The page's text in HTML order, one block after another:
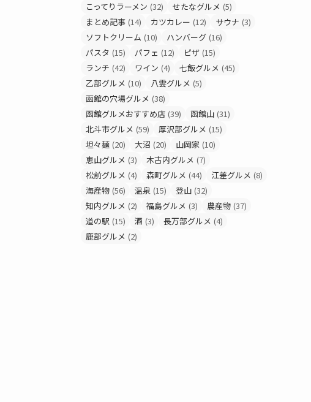
こってりラーメン (32) せたなグルメ (5)
まとめ記事 (14) カツカレー (12) サウナ (3)
ソフトクリーム (10) ハンバーグ (16)
パスタ (15) パフェ (12) ピザ (15)
ランチ (42) ワイン (4) 七飯グルメ (45)
乙部グルメ (10) 八雲グルメ (5)
函館の穴場グルメ (38)
函館グルメおすすめ店 (39) 函館山 (31)
北斗市グルメ (59) 厚沢部グルメ (15)
坦々麺 (20) 大沼 (20) 山岡家 (10)
恵山グルメ (3) 木古内グルメ (7)
松前グルメ (4) 森町グルメ (44) 江差グルメ (8)
海産物 (56) 温泉 (15) 登山 (32)
知内グルメ (2) 福島グルメ (3) 農産物 (37)
道の駅 (15) 酒 (3) 長万部グルメ (4)
鹿部グルメ (2)